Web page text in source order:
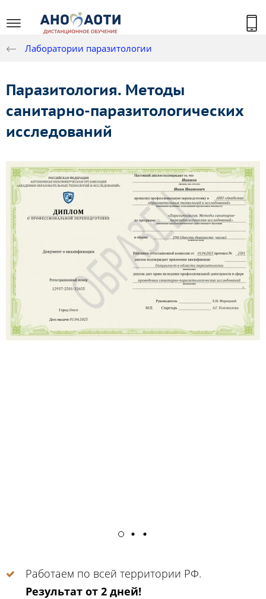
Лаборатории паразитологии
Паразитология. Методы
санитарно-паразитологических
исследований
Работаем по всей территории РФ.
Результат от 2 дней!